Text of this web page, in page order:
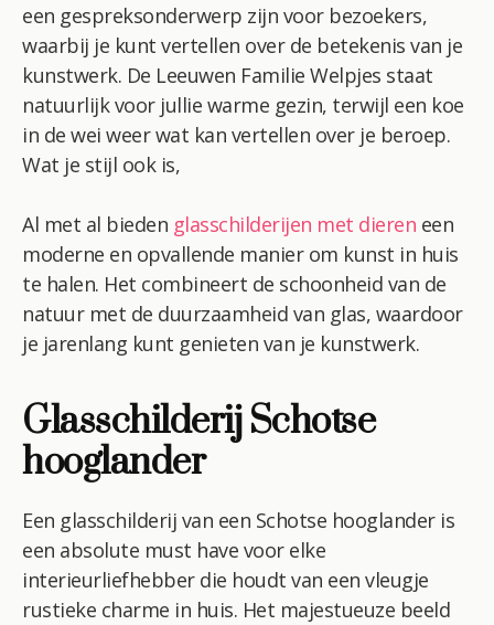
een gespreksonderwerp zijn voor bezoekers,
waarbij je kunt vertellen over de betekenis van je
kunstwerk. De Leeuwen Familie Welpjes staat
natuurlijk voor jullie warme gezin, terwijl een koe
in de wei weer wat kan vertellen over je beroep.
Wat je stijl ook is,
Al met al bieden glasschilderijen met dieren een
moderne en opvallende manier om kunst in huis
te halen. Het combineert de schoonheid van de
natuur met de duurzaamheid van glas, waardoor
je jarenlang kunt genieten van je kunstwerk.
Glasschilderij Schotse
hooglander
Een glasschilderij van een Schotse hooglander is
een absolute must have voor elke
interieurliefhebber die houdt van een vleugje
rustieke charme in huis. Het majestueuze beeld